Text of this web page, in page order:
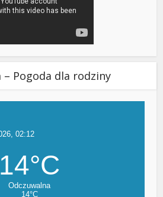
– Pogoda dla rodziny